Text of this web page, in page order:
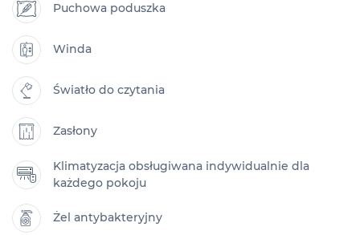
Puchowa poduszka
Winda
Światło do czytania
Zasłony
Klimatyzacja obsługiwana indywidualnie dla
każdego pokoju
Żel antybakteryjny